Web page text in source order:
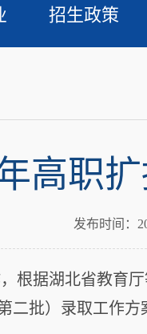
招生政策
高职
发布时间：
根据湖北省教育
二批）录取工作方